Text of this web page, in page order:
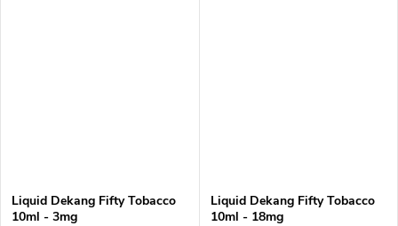
Liquid Dekang Fifty Tobacco
10ml - 3mg
Liquid Dekang Fifty Tobacco
10ml - 18mg